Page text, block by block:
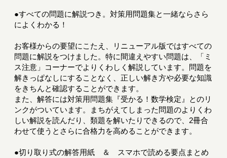
●すべての問題に解説つき。対策用問題集と一緒ならさら
によくわかる！
お客様からの要望にこたえ、リニューアル版ではすべての
問題に解説をつけました。特に間違えやすい問題は、「ミ
ス注意」コーナーでよりくわしく解説しています。問題を
解きっぱなしにすることなく、正しい解き方や必要な知識
をきちんと確認することができます。
また、解答には対策用問題集『受かる！数学検定』とのリ
ンクがついています。まちがえてしまった問題のよりくわ
しい解説を読んだり、類題を解いたりできるので、2冊合
わせて使うとさらに合格力を高めることができます。
●切り取り式の解答用紙 ＆ スマホで読める要点まとめ